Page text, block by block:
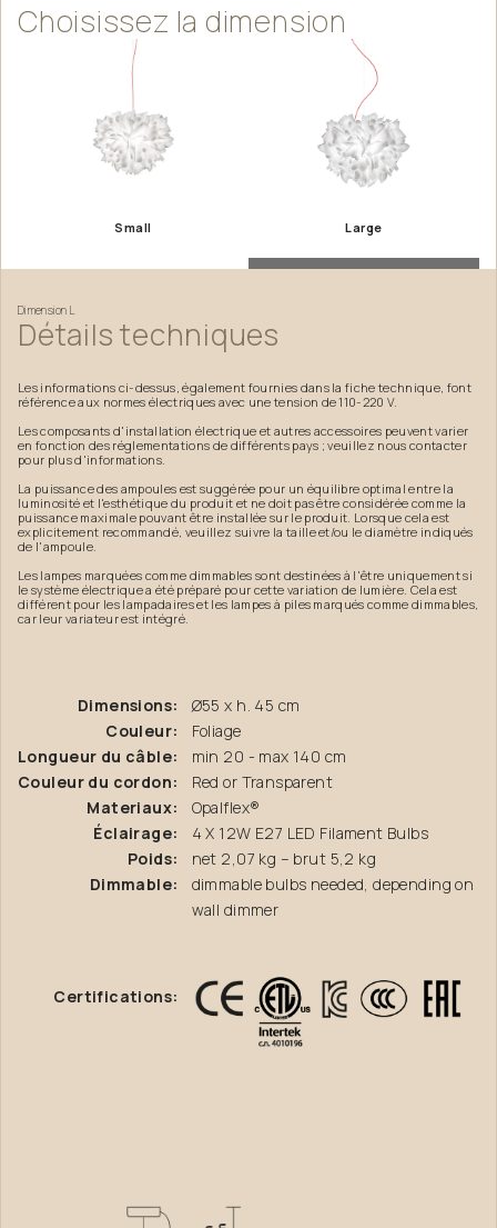
Choisissez la dimension
Small Large
Dimension L
Détails techniques
Les informations ci-dessus, également fournies dans la fiche technique, font
référence aux normes électriques avec une tension de 110-220 V.
Les composants d'installation électrique et autres accessoires peuvent varier
en fonction des réglementations de différents pays ; veuillez nous contacter
pour plus d'informations.
La puissance des ampoules est suggérée pour un équilibre optimal entre la
luminosité et l'esthétique du produit et ne doit pas être considérée comme la
puissance maximale pouvant être installée sur le produit. Lorsque cela est
explicitement recommandé, veuillez suivre la taille et/ou le diamètre indiqués
de l'ampoule.
Les lampes marquées comme dimmables sont destinées à l'être uniquement si
le système électrique a été préparé pour cette variation de lumière. Cela est
différent pour les lampadaires et les lampes à piles marqués comme dimmables,
car leur variateur est intégré.
Dimensions:
Ø55 x h. 45 cm
Couleur:
Foliage
Longueur du câble:
min 20 - max 140 cm
Couleur du cordon:
Red or Transparent
Materiaux:
Opalflex®
Éclairage:
4 X 12W E27 LED Filament Bulbs
Poids:
net 2,07 kg – brut 5,2 kg
Dimmable:
dimmable bulbs needed, depending on
wall dimmer
Certifications: